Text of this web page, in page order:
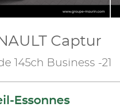
Captur
145ch Business -21
Essonnes